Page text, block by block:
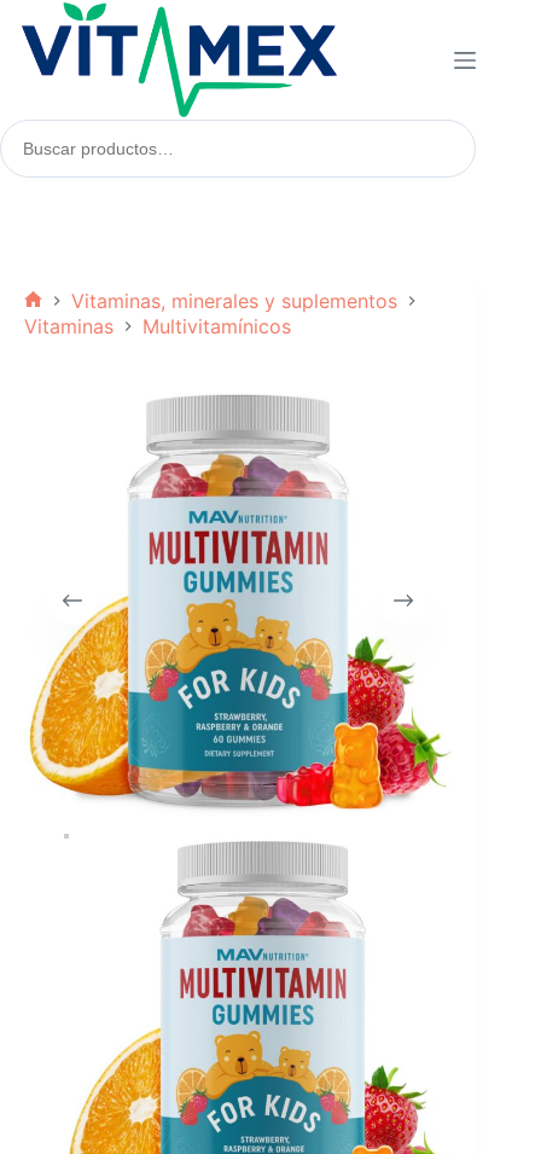
contenido
Buscar
productos:
Inicio
Vitaminas, minerales y suplementos
Vitaminas
Multivitamínicos